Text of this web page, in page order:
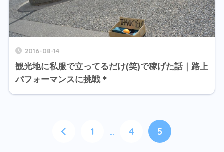
2016-08-14
観光地に私服で立ってるだけ(笑)で稼げた話｜路上
パフォーマンスに挑戦＊
1 … 4 5